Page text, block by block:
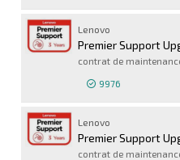
Lenovo
Premier Support
contrat de
9976
Lenovo
Premier Support
contrat de